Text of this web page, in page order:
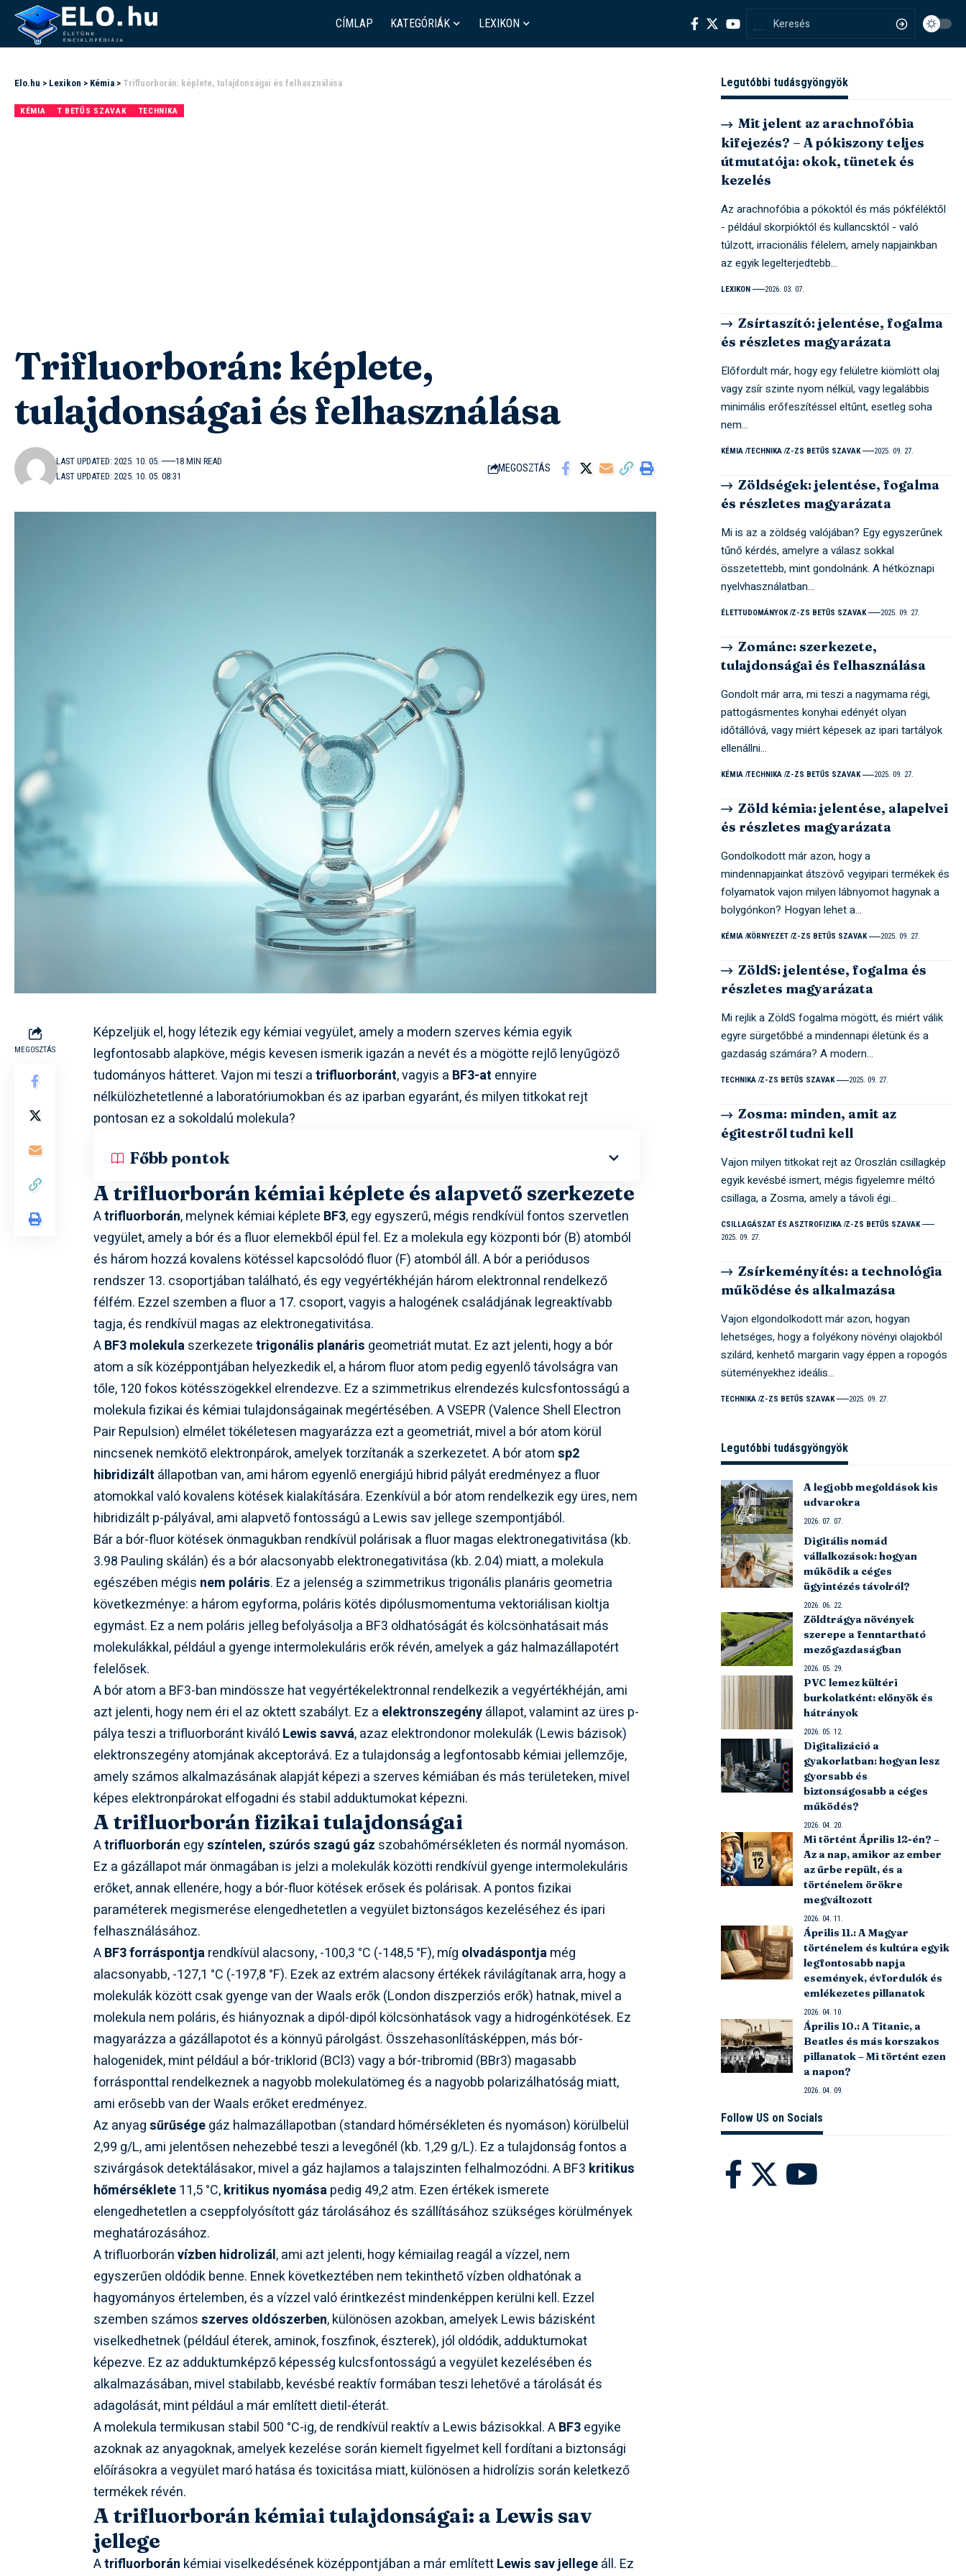
CÍMLAP KATEGÓRIÁK LEXIKON
Elo.hu > Lexikon > Kémia > Trifluorborán: képlete, tulajdonságai és felhasználása
KÉMIA T BETŰS SZAVAK TECHNIKA
Trifluorborán: képlete,
tulajdonságai és felhasználása
LAST UPDATED: 2025. 10. 05. 08:31
LAST UPDATED: 2025. 10. 05. 18 MIN READ
MEGOSZTÁS
MEGOSZTÁS
Képzeljük el, hogy létezik egy kémiai vegyület, amely a modern szerves kémia egyik
legfontosabb alapköve, mégis kevesen ismerik igazán a nevét és a mögötte rejlő lenyűgöző
tudományos hátteret. Vajon mi teszi atrifluorboránt, vagyis a BF3-at ennyire
nélkülözhetetlenné a laboratóriumokban és az iparban egyaránt, és milyen titkokat rejt
pontosan ez a sokoldalú molekula?
Főbb pontok
A trifluorborán kémiai képlete és alapvető szerkezete
Atrifluorborán, melynek kémiai képlete BF3, egy egyszerű, mégis rendkívül fontos szervetlen
vegyület, amely a bór és a fluor elemekből épül fel. Ez a molekula egy központi bór (B) atomból
és három hozzá kovalens kötéssel kapcsolódó fluor (F) atomból áll. A bór a periódusos
rendszer 13. csoportjában található, és egy vegyértékhéján három elektronnal rendelkező
félfém. Ezzel szemben a fluor a 17. csoport, vagyis a halogének családjának legreaktívabb
tagja, és rendkívül magas az elektronegativitása.
ABF3 molekulaszerkezetetrigonális planáris geometriát mutat. Ez azt jelenti, hogy a bór
atom a sík középpontjában helyezkedik el, a három fluor atom pedig egyenlő távolságra van
tőle, 120 fokos kötésszögekkel elrendezve. Ez a szimmetrikus elrendezés kulcsfontosságú a
molekula fizikai és kémiai tulajdonságainak megértésében. A VSEPR (Valence Shell Electron
Pair Repulsion) elmélet tökéletesen magyarázza ezt a geometriát, mivel a bór atom körül
nincsenek nemkötő elektronpárok, amelyek torzítanák a szerkezetet. A bór atomsp2
hibridizált állapotban van, ami három egyenlő energiájú hibrid pályát eredményez a fluor
atomokkal való kovalens kötések kialakítására. Ezenkívül a bór atom rendelkezik egy üres, nem
hibridizált p-pályával, ami alapvető fontosságú a Lewis sav jellege szempontjából.
Bár a bór-fluor kötések önmagukban rendkívül polárisak a fluor magas elektronegativitása (kb.
3.98 Pauling skálán) és a bór alacsonyabb elektronegativitása (kb. 2.04) miatt, a molekula
egészében mégis nem poláris. Ez a jelenség a szimmetrikus trigonális planáris geometria
következménye: a három egyforma, poláris kötés dipólusmomentuma vektoriálisan kioltja
egymást. Ez a nem poláris jelleg befolyásolja a BF3 oldhatóságát és kölcsönhatásait más
molekulákkal, például a gyenge intermolekuláris erők révén, amelyek a gáz halmazállapotért
felelősek.
A bór atom a BF3-ban mindössze hat vegyértékelektronnal rendelkezik a vegyértékhéján, ami
azt jelenti, hogy nem éri el az oktett szabályt. Ez a elektronszegényállapot, valamint az üres p-
pálya teszi a trifluorboránt kiválóLewis savvá, azaz elektrondonor molekulák (Lewis bázisok)
elektronszegény atomjának akceptorává. Ez a tulajdonság a legfontosabb kémiai jellemzője,
amely számos alkalmazásának alapját képezi a szerves kémiában és más területeken, mivel
képes elektronpárokat elfogadni és stabil adduktumokat képezni.
A trifluorborán fizikai tulajdonságai
Atrifluorborán egyszíntelen, szúrós szagú gáz szobahőmérsékleten és normál nyomáson.
Ez a gázállapot már önmagában is jelzi a molekulák közötti rendkívül gyenge intermolekuláris
erőket, annak ellenére, hogy a bór-fluor kötések erősek és polárisak. A pontos fizikai
paraméterek megismerése elengedhetetlen a vegyület biztonságos kezeléséhez és ipari
felhasználásához.
ABF3 forráspontjarendkívül alacsony, -100,3 °C (-148,5 °F), míg olvadáspontjamég
alacsonyabb, -127,1 °C (-197,8 °F). Ezek az extrém alacsony értékek rávilágítanak arra, hogy a
molekulák között csak gyenge van der Waals erők (London diszperziós erők) hatnak, mivel a
molekula nem poláris, és hiányoznak a dipól-dipól kölcsönhatások vagy a hidrogénkötések. Ez
magyarázza a gázállapotot és a könnyű párolgást. Összehasonlításképpen, más bór-
halogenidek, mint például a bór-triklorid (BCl3) vagy a bór-tribromid (BBr3) magasabb
forrásponttal rendelkeznek a nagyobb molekulatömeg és a nagyobb polarizálhatóság miatt,
ami erősebb van der Waals erőket eredményez.
Az anyagsűrűségegáz halmazállapotban (standard hőmérsékleten és nyomáson) körülbelül
2,99 g/L, ami jelentősen nehezebbé teszi a levegőnél (kb. 1,29 g/L). Ez a tulajdonság fontos a
szivárgások detektálásakor, mivel a gáz hajlamos a talajszinten felhalmozódni. A BF3 kritikus
hőmérséklete11,5 °C,kritikus nyomásapedig 49,2 atm. Ezen értékek ismerete
elengedhetetlen a cseppfolyósított gáz tárolásához és szállításához szükséges körülmények
meghatározásához.
A trifluorboránvízben hidrolizál, ami azt jelenti, hogy kémiailag reagál a vízzel, nem
egyszerűen oldódik benne. Ennek következtében nem tekinthető vízben oldhatónak a
hagyományos értelemben, és a vízzel való érintkezést mindenképpen kerülni kell. Ezzel
szemben számosszerves oldószerben, különösen azokban, amelyek Lewis bázisként
viselkedhetnek (például éterek, aminok, foszfinok, észterek), jól oldódik, adduktumokat
képezve. Ez az adduktumképző képesség kulcsfontosságú a vegyület kezelésében és
alkalmazásában, mivel stabilabb, kevésbé reaktív formában teszi lehetővé a tárolását és
adagolását, mint például a már említett dietil-éterát.
A molekula termikusan stabil 500 °C-ig, de rendkívül reaktív a Lewis bázisokkal. ABF3egyike
azoknak az anyagoknak, amelyek kezelése során kiemelt figyelmet kell fordítani a biztonsági
előírásokra a vegyület maró hatása és toxicitása miatt, különösen a hidrolízis során keletkező
termékek révén.
A trifluorborán kémiai tulajdonságai: a Lewis sav
jellege
Atrifluorborán kémiai viselkedésének középpontjában a már említettLewis sav jellegeáll. Ez
Legutóbbi tudásgyöngyök
Mit jelent az arachnofóbia
kifejezés? – A pókiszony teljes
útmutatója: okok, tünetek és
kezelés
Az arachnofóbia a pókoktól és más pókféléktől
- például skorpióktól és kullancsktól - való
túlzott, irracionális félelem, amely napjainkban
az egyik legelterjedtebb…
LEXIKON 2026. 03. 07.
Zsírtaszító: jelentése, fogalma
és részletes magyarázata
Előfordult már, hogy egy felületre kiömlött olaj
vagy zsír szinte nyom nélkül, vagy legalábbis
minimális erőfeszítéssel eltűnt, esetleg soha
nem…
KÉMIA TECHNIKA Z-ZS BETŰS SZAVAK 2025. 09. 27.
Zöldségek: jelentése, fogalma
és részletes magyarázata
Mi is az a zöldség valójában? Egy egyszerűnek
tűnő kérdés, amelyre a válasz sokkal
összetettebb, mint gondolnánk. A hétköznapi
nyelvhasználatban…
ÉLETTUDOMÁNYOK Z-ZS BETŰS SZAVAK 2025. 09. 27.
Zománc: szerkezete,
tulajdonságai és felhasználása
Gondolt már arra, mi teszi a nagymama régi,
pattogásmentes konyhai edényét olyan
időtállóvá, vagy miért képesek az ipari tartályok
ellenállni…
KÉMIA TECHNIKA Z-ZS BETŰS SZAVAK 2025. 09. 27.
Zöld kémia: jelentése, alapelvei
és részletes magyarázata
Gondolkodott már azon, hogy a
mindennapjainkat átszövő vegyipari termékek és
folyamatok vajon milyen lábnyomot hagynak a
bolygónkon? Hogyan lehet a…
KÉMIA KÖRNYEZET Z-ZS BETŰS SZAVAK 2025. 09. 27.
ZöldS: jelentése, fogalma és
részletes magyarázata
Mi rejlik a ZöldS fogalma mögött, és miért válik
egyre sürgetőbbé a mindennapi életünk és a
gazdaság számára? A modern…
TECHNIKA Z-ZS BETŰS SZAVAK 2025. 09. 27.
Zosma: minden, amit az
égitestről tudni kell
Vajon milyen titkokat rejt az Oroszlán csillagkép
egyik kevésbé ismert, mégis figyelemre méltó
csillaga, a Zosma, amely a távoli égi…
CSILLAGÁSZAT ÉS ASZTROFIZIKA Z-ZS BETŰS SZAVAK
2025. 09. 27.
Zsírkeményítés: a technológia
működése és alkalmazása
Vajon elgondolkodott már azon, hogyan
lehetséges, hogy a folyékony növényi olajokból
szilárd, kenhető margarin vagy éppen a ropogós
süteményekhez ideális…
TECHNIKA Z-ZS BETŰS SZAVAK 2025. 09. 27.
Legutóbbi tudásgyöngyök
A legjobb megoldások kis
udvarokra
2026. 07. 07.
Digitális nomád
vállalkozások: hogyan
működik a céges
ügyintézés távolról?
2026. 06. 22.
Zöldtrágya növények
szerepe a fenntartható
mezőgazdaságban
2026. 05. 29.
PVC lemez kültéri
burkolatként: előnyök és
hátrányok
2026. 05. 12.
Digitalizáció a
gyakorlatban: hogyan lesz
gyorsabb és
biztonságosabb a céges
működés?
2026. 04. 20.
Mi történt Április 12-én? –
Az a nap, amikor az ember
az űrbe repült, és a
történelem örökre
megváltozott
2026. 04. 11.
Április 11.: A Magyar
történelem és kultúra egyik
legfontosabb napja
események, évfordulók és
emlékezetes pillanatok
2026. 04. 10.
Április 10.: A Titanic, a
Beatles és más korszakos
pillanatok – Mi történt ezen
a napon?
2026. 04. 09.
Follow US on Socials